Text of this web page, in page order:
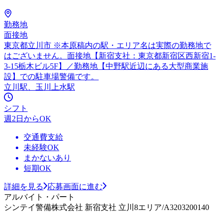
勤務地
面接地
東京都立川市 ※本原稿内の駅・エリア名は実際の勤務地で
はございません。面接地【新宿支社：東京都新宿区西新宿1-
3-15栃木ビル5F】／勤務地【中野駅近辺にある大型商業施
設】での駐車場警備です。
立川駅、玉川上水駅
シフト
週2日からOK
交通費支給
未経験OK
まかないあり
短期OK
詳細を見る
応募画面に進む
アルバイト・パート
シンテイ警備株式会社 新宿支社 立川8エリア/A3203200140